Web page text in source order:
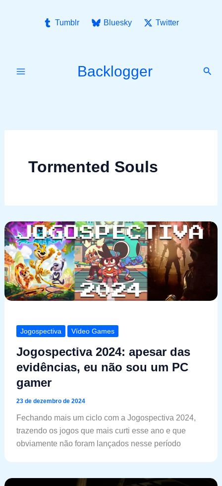
Tumblr Bluesky Twitter
Backlogger
Tormented Souls
Jogospectiva Vídeo Games
Jogospectiva 2024: apesar das
evidências, eu não sou um PC
gamer
23 de dezembro de 2024
Fechando mais um ciclo com a Jogospectiva 2024,
trazendo os jogos que mais curti esse ano e que
obviamente não foram lançados nesse período